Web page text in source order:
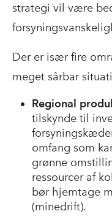
strategi vil være
Der er især fire
meget sårbar
Regional
tilskynde til
omfang som
grønne
ressourcer af
bør hjemtage
(minedrift).